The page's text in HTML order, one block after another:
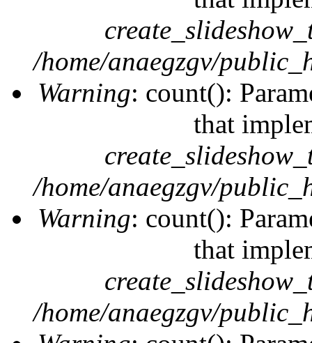
/home/anaegzgv/
Warning: count():
that
/home/anaegzgv/
Warning: count():
that
/home/anaegzgv/